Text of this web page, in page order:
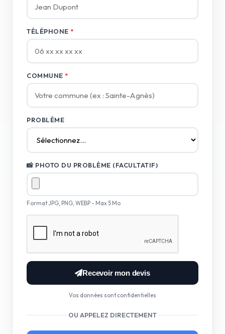
TÉLÉPHONE *
COMMUNE *
PROBLÈME
📸 PHOTO DU PROBLÈME (FACULTATIF)
Format JPG, PNG, WEBP - Max 5 Mo
Recevoir mon devis
Vos données sont confidentielles
OU APPELEZ DIRECTEMENT